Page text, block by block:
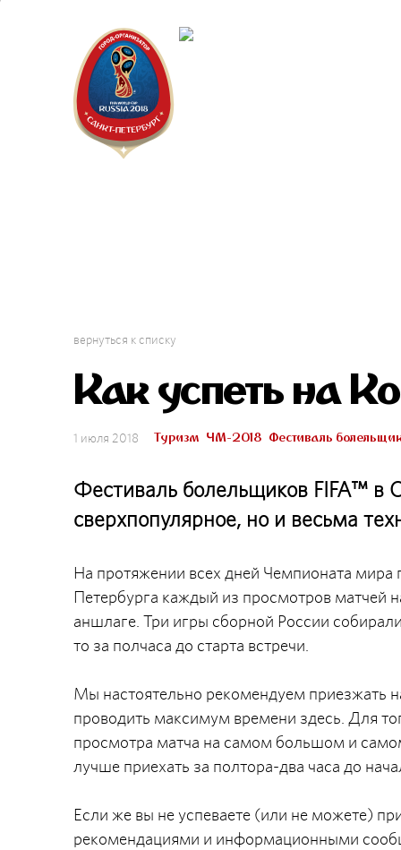
вернуться к списку
Как успеть на
1 июля 2018 Туризм ЧМ-2018 Фестиваль
Фестиваль болельщиков FIFA™ в
сверхпопулярное, но и весьма
На протяжении всех дней Чемпионата
Петербурга каждый из просмотров
аншлаге. Три игры сборной России
то за полчаса до старта встречи.
Мы настоятельно рекомендуем приезжать
проводить максимум времени здесь. Для
просмотра матча на самом большом и
лучше приехать за полтора-два часа до
Если же вы не успеваете (или не можете)
рекомендациями и информационными